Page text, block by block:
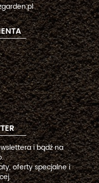
i bądź na
oferty specjalne i